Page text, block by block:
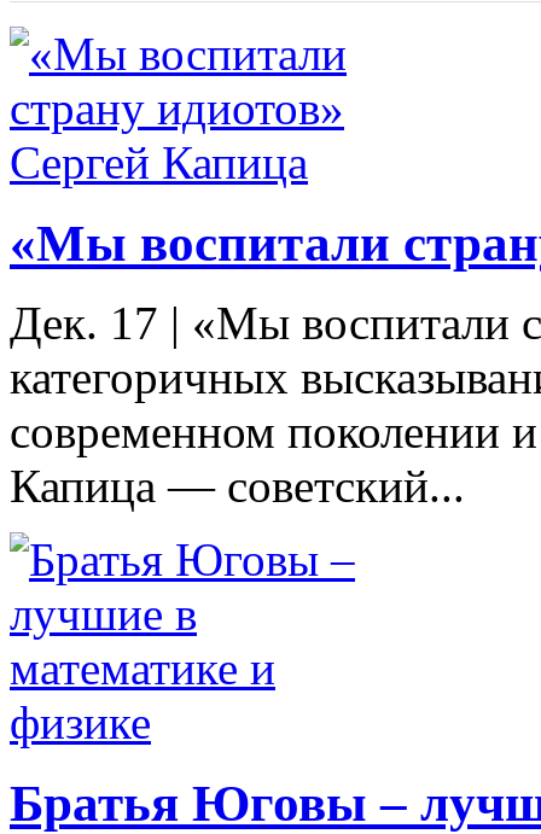
«Мы воспитали
Дек. 17 | «Мы воспитали
категоричных
современном поколении
Капица — советский...
Братья Юговы –